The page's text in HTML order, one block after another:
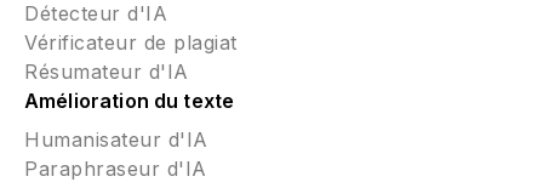
Détecteur d'IA
Vérificateur de plagiat
Résumateur d'IA
Amélioration du texte
Humanisateur d'IA
Paraphraseur d'IA